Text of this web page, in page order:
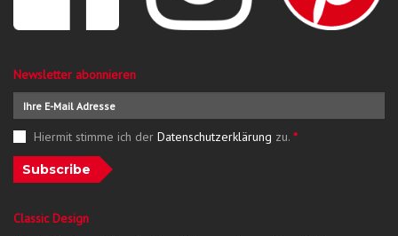
Newsletter abonnieren
Hiermit stimme ich der Datenschutzerklärung zu. *
Subscribe
Classic Design